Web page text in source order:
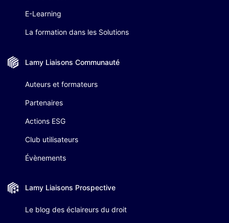
E-Learning
La formation dans les Solutions
Lamy Liaisons Communauté
Auteurs et formateurs
Partenaires
Actions ESG
Club utilisateurs
Évènements
Lamy Liaisons Prospective
Le blog des éclaireurs du droit